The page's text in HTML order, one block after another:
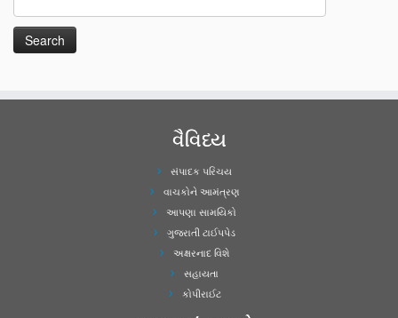
વૈવિધ્ય
સંપાદક પરિચય
વાચકોને આમંત્રણ
આપણા સામયિકો
ગુજરાતી ટાઈપપેડ
અક્ષરનાદ વિશે
સહાયતા
કોપીરાઈટ